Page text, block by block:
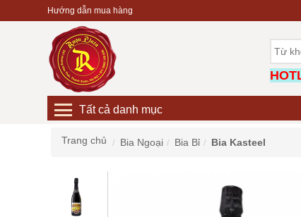
Hướng dẫn mua hàng
Tất cả danh mục
Trang chủ Bia Ngoại Bia Bỉ Bia Kasteel